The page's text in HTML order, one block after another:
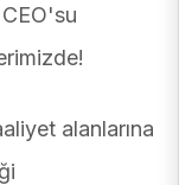
alanlarına